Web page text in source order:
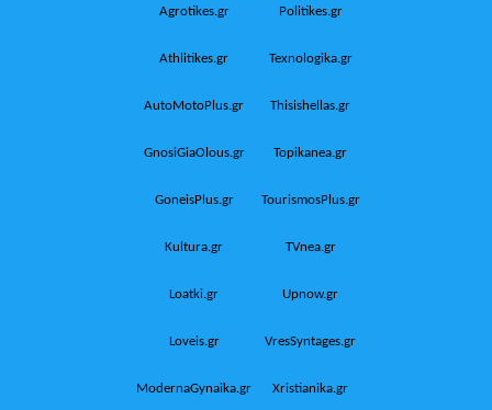
Agrotikes.gr Politikes.gr
Athlitikes.gr Texnologika.gr
AutoMotoPlus.gr Thisishellas.gr
GnosiGiaOlous.gr Topikanea.gr
GoneisPlus.gr TourismosPlus.gr
Kultura.gr TVnea.gr
Loatki.gr Upnow.gr
Loveis.gr VresSyntages.gr
ModernaGynaika.gr Xristianika.gr